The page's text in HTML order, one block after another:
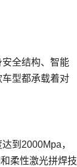
全结构、智能
型都承载着对
到2000Mpa，
柔性激光拼焊技